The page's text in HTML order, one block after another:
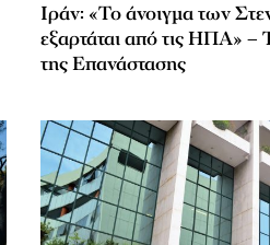
Ιράν: «Το άνοιγμα των
εξαρτάται από τις ΗΠΑ» –
της Επανάστασης